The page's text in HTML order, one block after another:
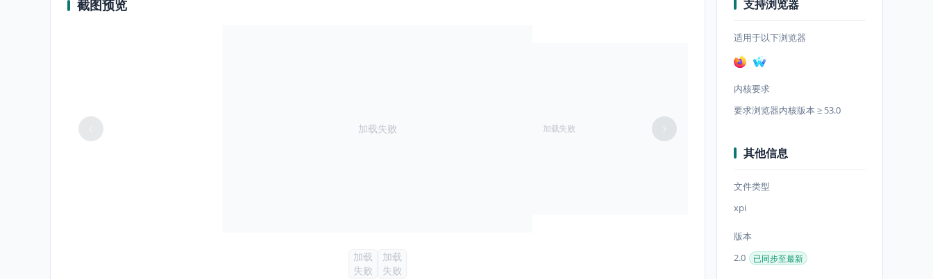
截图预览
加载失败 加载失败
加载
失败
加载
失败
支持浏览器
适用于以下浏览器
内核要求
要求浏览器内核版本 ≥ 53.0
其他信息
文件类型
xpi
版本
2.0
已同步至最新